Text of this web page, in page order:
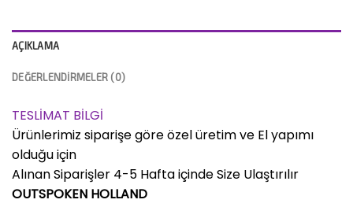
AÇIKLAMA
DEĞERLENDIRMELER (0)
TESLİMAT BİLGİ
Ürünlerimiz siparişe göre özel üretim ve El yapımı
olduğu için
Alınan Siparişler 4-5 Hafta içinde Size Ulaştırılır
OUTSPOKEN HOLLAND